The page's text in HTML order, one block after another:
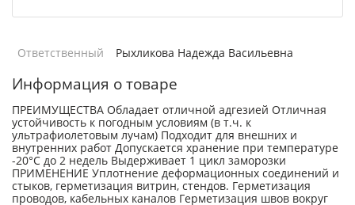
Ответственный Рыхликова Надежда Васильевна
Информация о товаре
ПРЕИМУЩЕСТВА Обладает отличной адгезией Отличная
устойчивость к погодным условиям (в т.ч. к
ультрафиолетовым лучам) Подходит для внешних и
внутренних работ Допускается хранение при температуре
-20°C до 2 недель Выдерживает 1 цикл заморозки
ПРИМЕНЕНИЕ Уплотнение деформационных соединений и
стыков, герметизация витрин, стендов. Герметизация
проводов, кабельных каналов Герметизация швов вокруг